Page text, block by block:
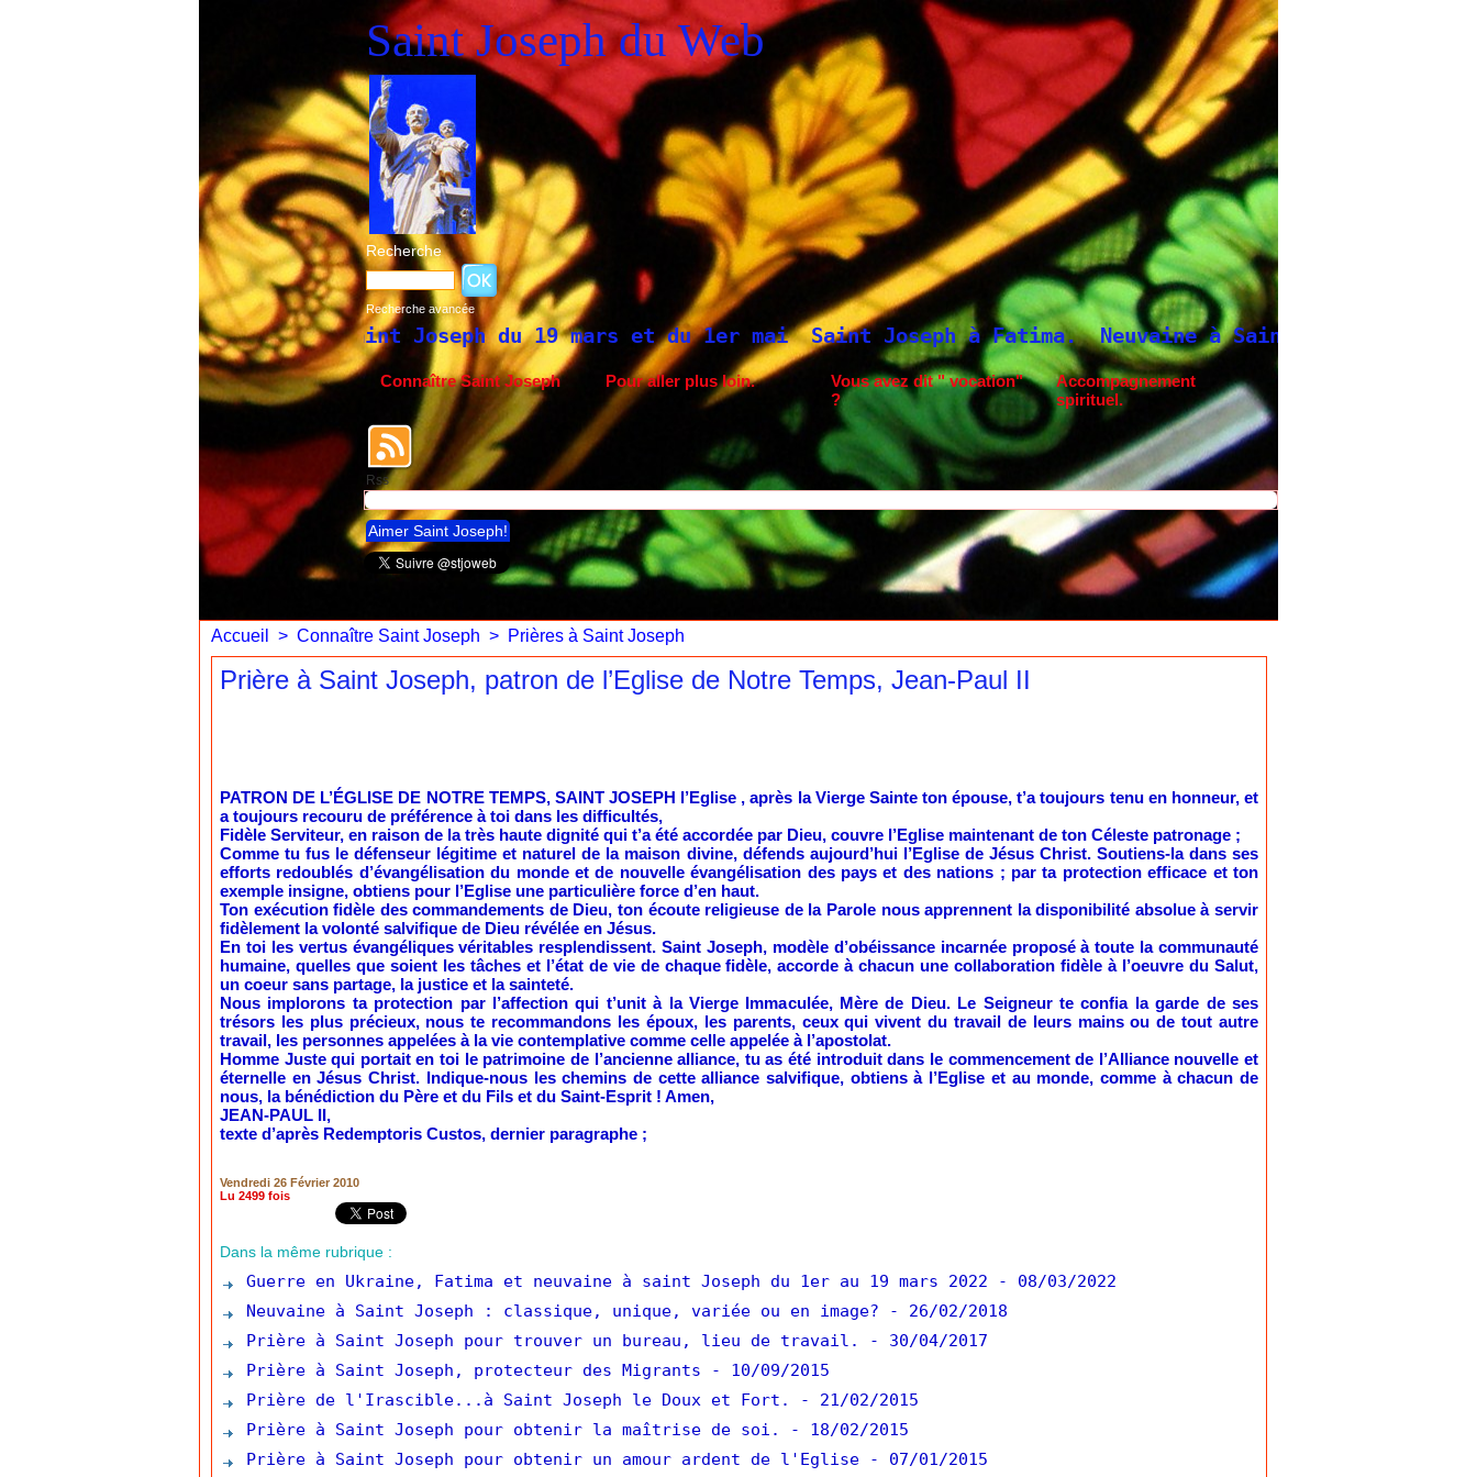
Saint Joseph du Web
Recherche
Recherche avancée
de la fête de Saint Joseph du 19 mars et du 1er mai Saint Joseph à Fatima. Neuvaine à Saint Joseph
Connaître Saint Joseph Pour aller plus loin.
Vous avez dit " vocation"
?
Accompagnement
spirituel.
Rss
Aimer Saint Joseph!
Accueil > Connaître Saint Joseph > Prières à Saint Joseph
Prière à Saint Joseph, patron de l’Eglise de Notre Temps, Jean-Paul II
PATRON DE L’ÉGLISE DE NOTRE TEMPS, SAINT JOSEPH l’Eglise , après la Vierge Sainte ton épouse, t’a toujours tenu en honneur, et
a toujours recouru de préférence à toi dans les difficultés,
Fidèle Serviteur, en raison de la très haute dignité qui t’a été accordée par Dieu, couvre l’Eglise maintenant de ton Céleste patronage ;
Comme tu fus le défenseur légitime et naturel de la maison divine, défends aujourd’hui l’Eglise de Jésus Christ. Soutiens-la dans ses
efforts redoublés d’évangélisation du monde et de nouvelle évangélisation des pays et des nations ; par ta protection efficace et ton
exemple insigne, obtiens pour l’Eglise une particulière force d’en haut.
Ton exécution fidèle des commandements de Dieu, ton écoute religieuse de la Parole nous apprennent la disponibilité absolue à servir
fidèlement la volonté salvifique de Dieu révélée en Jésus.
En toi les vertus évangéliques véritables resplendissent. Saint Joseph, modèle d’obéissance incarnée proposé à toute la communauté
humaine, quelles que soient les tâches et l’état de vie de chaque fidèle, accorde à chacun une collaboration fidèle à l’oeuvre du Salut,
un coeur sans partage, la justice et la sainteté.
Nous implorons ta protection par l’affection qui t’unit à la Vierge Immaculée, Mère de Dieu. Le Seigneur te confia la garde de ses
trésors les plus précieux, nous te recommandons les époux, les parents, ceux qui vivent du travail de leurs mains ou de tout autre
travail, les personnes appelées à la vie contemplative comme celle appelée à l’apostolat.
Homme Juste qui portait en toi le patrimoine de l’ancienne alliance, tu as été introduit dans le commencement de l’Alliance nouvelle et
éternelle en Jésus Christ. Indique-nous les chemins de cette alliance salvifique, obtiens à l’Eglise et au monde, comme à chacun de
nous, la bénédiction du Père et du Fils et du Saint-Esprit ! Amen,
JEAN-PAUL II,
texte d’après Redemptoris Custos, dernier paragraphe ;
Vendredi 26 Février 2010
Lu 2499 fois
Dans la même rubrique :
Guerre en Ukraine, Fatima et neuvaine à saint Joseph du 1er au 19 mars 2022
- 08/03/2022
Neuvaine à Saint Joseph : classique, unique, variée ou en image?
- 26/02/2018
Prière à Saint Joseph pour trouver un bureau, lieu de travail.
- 30/04/2017
Prière à Saint Joseph, protecteur des Migrants
- 10/09/2015
Prière de l'Irascible...à Saint Joseph le Doux et Fort.
- 21/02/2015
Prière à Saint Joseph pour obtenir la maîtrise de soi.
- 18/02/2015
Prière à Saint Joseph pour obtenir un amour ardent de l'Eglise
- 07/01/2015